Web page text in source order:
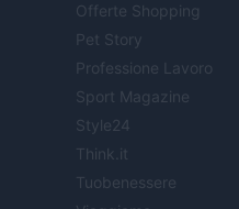
Offerte Shopping
Pet Story
Professione Lavoro
Sport Magazine
Style24
Think.it
Tuobenessere